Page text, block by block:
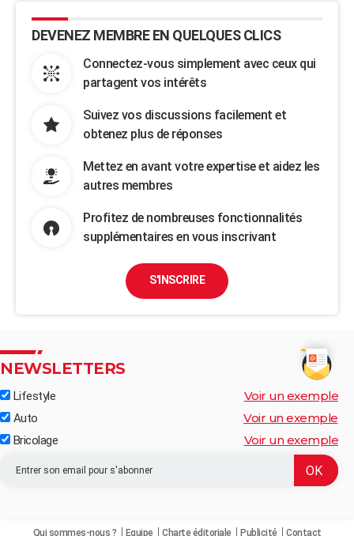
DEVENEZ MEMBRE EN QUELQUES CLICS
Connectez-vous simplement avec ceux qui
partagent vos intérêts
Suivez vos discussions facilement et
obtenez plus de réponses
Mettez en avant votre expertise et aidez les
autres membres
Profitez de nombreuses fonctionnalités
supplémentaires en vous inscrivant
S'INSCRIRE
NEWSLETTERS
Lifestyle Voir un exemple
Auto Voir un exemple
Bricolage Voir un exemple
Qui sommes-nous ? Equipe Charte éditoriale Publicité Contact